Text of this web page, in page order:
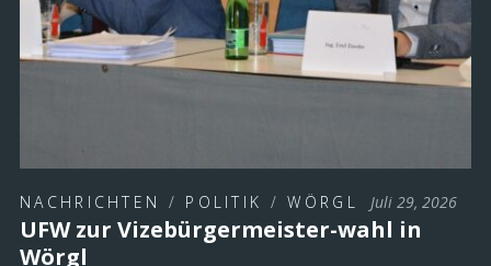
NACHRICHTEN / POLITIK /WÖRGL Juli 29, 2026
UFW zur Vizebürgermeister-wahl in
Wörgl